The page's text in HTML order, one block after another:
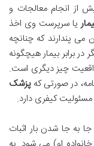
از انجام معالجات و
یا سرپرست وی اخذ
می پندارند که چنانچه
برابر بیمار هیچگونه
چیز دیگری است.
در صورتی که پزشک
کیفری دارد.
به جا شدن بار اثبات